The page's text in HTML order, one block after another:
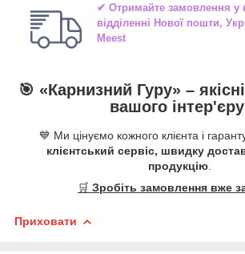
✔ Отримайте замовлення у
відділенні Нової пошти,
Meest
🎯 «Карнизний Гуру» – якісні
вашого
💙 Ми цінуємо кожного клієнта і
клієнтський сервіс, швидку
продукцію.
🛒 Зробіть замовлення вже
Приховати